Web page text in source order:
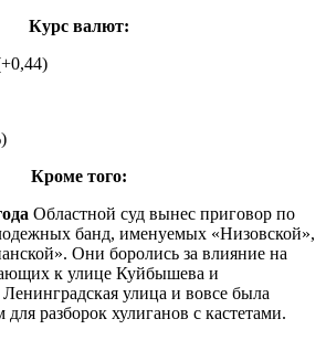
Курс валют:
Кроме того:
Областной суд вынес приговор по
банд, именуемых «Низовской»,
Они боролись за влияние на
к улице Куйбышева и
улица и вовсе была
разборок хулиганов с кастетами.